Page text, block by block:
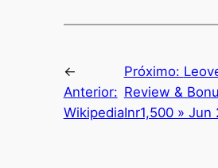
←
Anterior:
Wikipedia
Próximo:
Review &
Inr1,500 » Jun